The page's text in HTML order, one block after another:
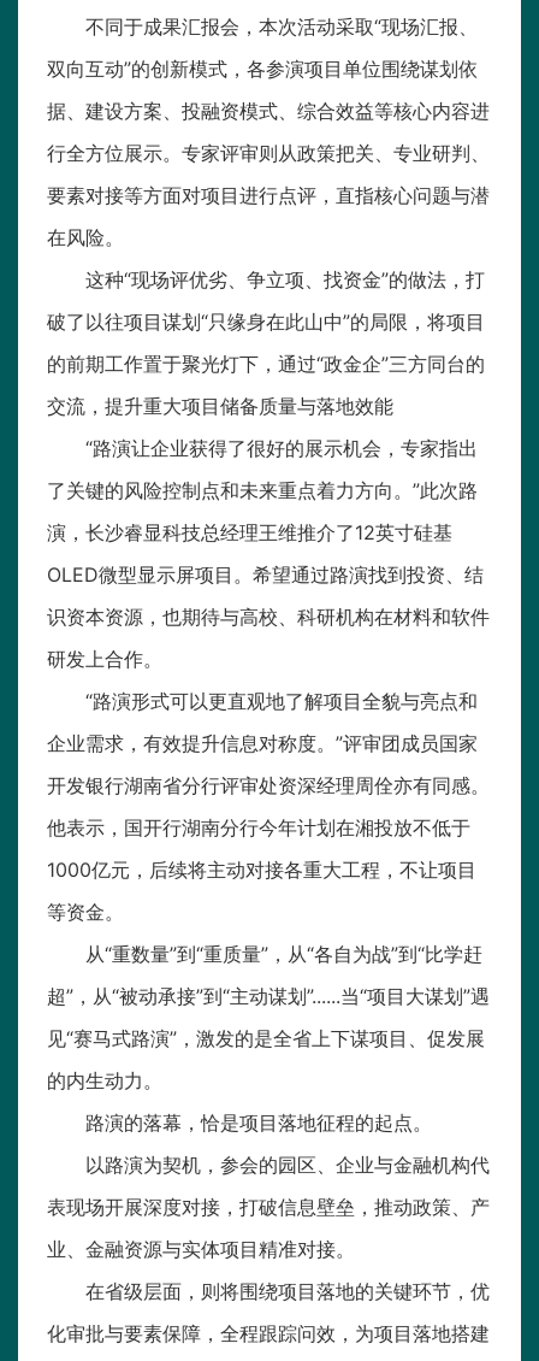
不同于成果汇报会，本次活动采取“现场汇报、
双向互动”的创新模式，各参演项目单位围绕谋划依
据、建设方案、投融资模式、综合效益等核心内容进
行全方位展示。专家评审则从政策把关、专业研判、
要素对接等方面对项目进行点评，直指核心问题与潜
在风险。
这种“现场评优劣、争立项、找资金”的做法，打
破了以往项目谋划“只缘身在此山中”的局限，将项目
的前期工作置于聚光灯下，通过“政金企”三方同台的
交流，提升重大项目储备质量与落地效能
“路演让企业获得了很好的展示机会，专家指出
了关键的风险控制点和未来重点着力方向。”此次路
演，长沙睿显科技总经理王维推介了12英寸硅基
OLED微型显示屏项目。希望通过路演找到投资、结
识资本资源，也期待与高校、科研机构在材料和软件
研发上合作。
“路演形式可以更直观地了解项目全貌与亮点和
企业需求，有效提升信息对称度。”评审团成员国家
开发银行湖南省分行评审处资深经理周佺亦有同感。
他表示，国开行湖南分行今年计划在湘投放不低于
1000亿元，后续将主动对接各重大工程，不让项目
等资金。
从“重数量”到“重质量”，从“各自为战”到“比学赶
超”，从“被动承接”到“主动谋划”......当“项目大谋划”遇
见“赛马式路演”，激发的是全省上下谋项目、促发展
的内生动力。
路演的落幕，恰是项目落地征程的起点。
以路演为契机，参会的园区、企业与金融机构代
表现场开展深度对接，打破信息壁垒，推动政策、产
业、金融资源与实体项目精准对接。
在省级层面，则将围绕项目落地的关键环节，优
化审批与要素保障，全程跟踪问效，为项目落地搭建